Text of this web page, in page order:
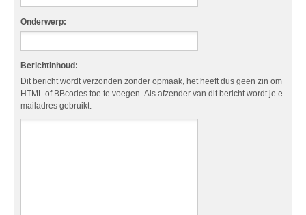
Onderwerp:
Berichtinhoud:
Dit bericht wordt verzonden zonder opmaak, het heeft dus geen zin om
HTML of BBcodes toe te voegen. Als afzender van dit bericht wordt je e-
mailadres gebruikt.